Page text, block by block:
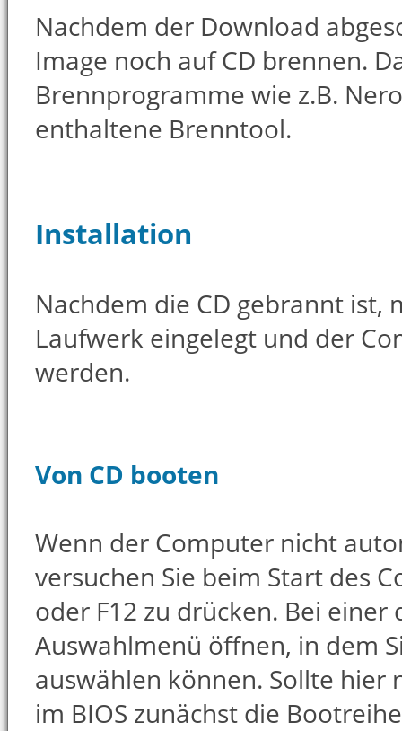
Nachdem der Download
Image noch auf CD brennen.
Brennprogramme wie z.B.
enthaltene Brenntool.
Installation
Nachdem die CD gebrannt ist,
Laufwerk eingelegt und der
werden.
Von CD booten
Wenn der Computer nicht
versuchen Sie beim Start des
oder F12 zu drücken. Bei einer
Auswahlmenü öffnen, in dem
auswählen können. Sollte hier
im BIOS zunächst die